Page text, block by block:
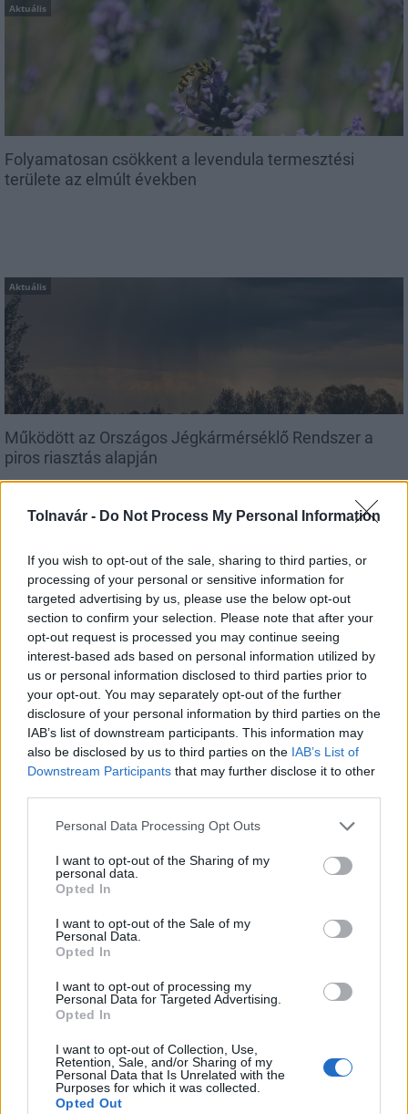
Tolnavár - Do Not Process My Personal Information
If you wish to opt-out of the sale, sharing to third parties, or
processing of your personal or sensitive information for
targeted advertising by us, please use the below opt-out
section to confirm your selection. Please note that after your
opt-out request is processed you may continue seeing
interest-based ads based on personal information utilized by
us or personal information disclosed to third parties prior to
your opt-out. You may separately opt-out of the further
disclosure of your personal information by third parties on the
IAB’s list of downstream participants. This information may
also be disclosed by us to third parties on the IAB’s List of
Downstream Participants that may further disclose it to other
Please note that this website/app uses one or more Google
not limited to your visit or usage behaviour. You may click to
grant or deny consent to Google and its third-party tags to
use your data for below specified purposes in below Google
consent section.
Personal Data Processing Opt Outs
I want to opt-out of the Sharing of my
personal data.
Opted In
I want to opt-out of the Sale of my
Personal Data.
Opted In
I want to opt-out of processing my
Personal Data for Targeted Advertising.
Opted In
I want to opt-out of Collection, Use,
Retention, Sale, and/or Sharing of my
Personal Data that Is Unrelated with the
Purposes for which it was collected.
Opted Out
Aktuális
Folyamatosan csökkent a levendula termesztési
területe az elmúlt években
Aktuális
Működött az Országos Jégkármérséklő Rendszer a
piros riasztás alapján
Aktuális
Péntektől Budapesten és 10 vármegyében megszűnik
a tűzgyújtási tilalom
MAGYAR ÉPÍTŐK